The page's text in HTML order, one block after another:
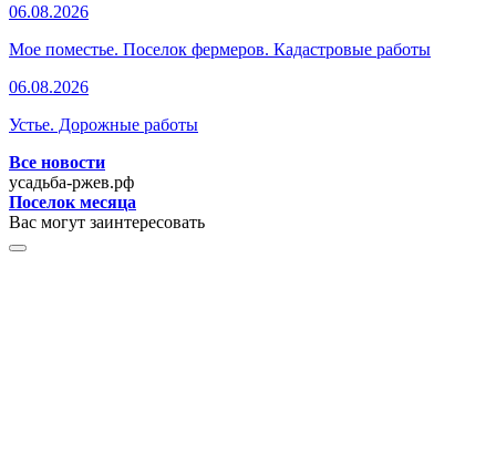
06.08.2026
Мое поместье. Поселок фермеров. Кадастровые работы
06.08.2026
Устье. Дорожные работы
Все новости
усадьба-ржев.рф
Поселок месяца
Вас могут заинтересовать